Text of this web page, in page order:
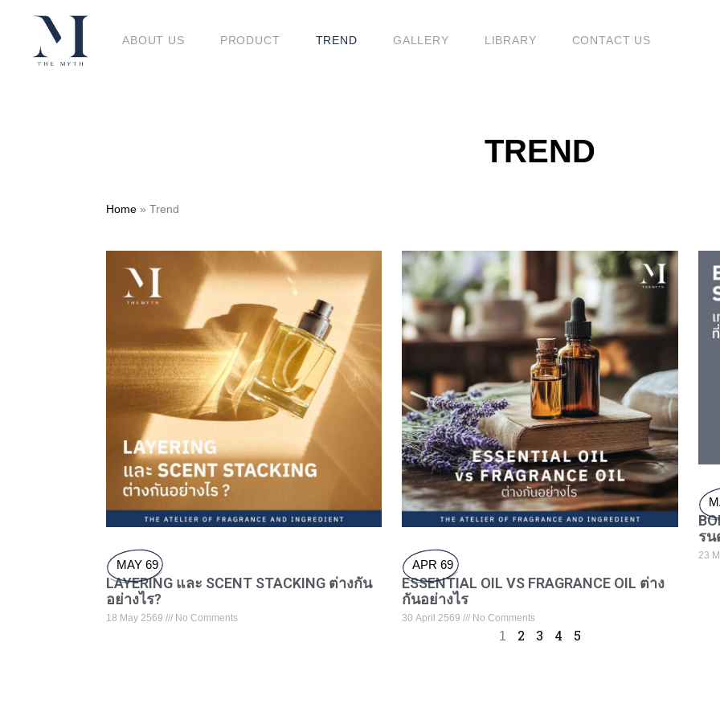
ABOUT US PRODUCT TREND GALLERY LIBRARY CONTACT US
BLOG
TREND
Home » Trend
MAY 69
LAYERING และ SCENT STACKING ต่างกัน
อย่างไร?
18 May 2569 No Comments
APR 69
ESSENTIAL OIL VS FRAGRANCE OIL ต่าง
กันอย่างไร
30 April 2569 No Comments
รน
23
1 2 3 4 5